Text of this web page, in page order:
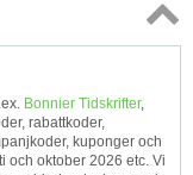
Bonnier Tidskrifter,
rabattkoder,
kuponger och
och oktober 2026 etc. Vi